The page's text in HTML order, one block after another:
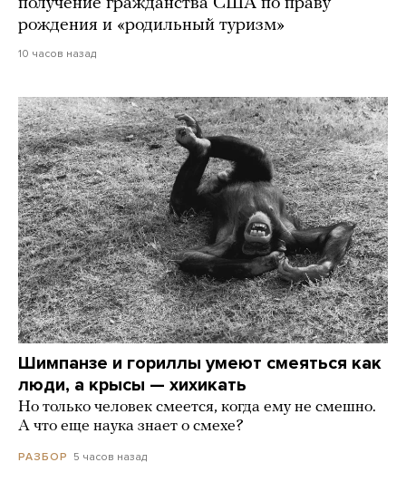
получение гражданства США по праву
рождения и «родильный туризм»
10 часов назад
Шимпанзе и гориллы умеют смеяться как
люди, а крысы — хихикать
Но только человек смеется, когда ему не смешно.
А что еще наука знает о смехе?
РАЗБОР 5 часов назад